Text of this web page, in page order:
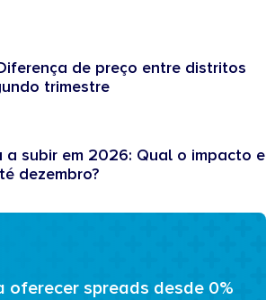
de preço entre distritos
trimestre
a subir em 2026: Qual o impacto e
dezembro?
oferecer spreads desde 0%